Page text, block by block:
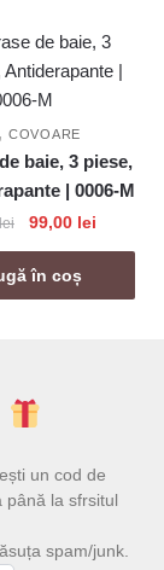
, COVOARE
baie, 3 piese,
| 0006-M
Prețul
inițial
a
fost:
99,00 leiPrețul
curent
99,00 lei.
în coș
un cod de
până la sfrsitul
spam/junk.